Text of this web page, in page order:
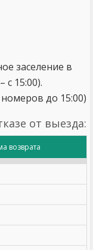
заселение в
с 15:00).
до 15:00)
от выезда:
возврата